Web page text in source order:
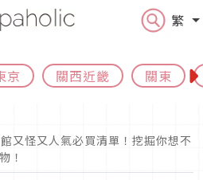
繁
京 關西近畿 關東
又怪又人氣必買清單！挖掘你想不
！